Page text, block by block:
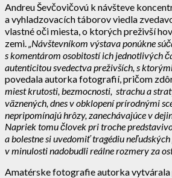
Andreu Ševčovičovú k návšteve
a vyhladzovacích táborov viedla
vlastné oči miesta, o ktorých preživší
zemi.
Návštevníkom výstava ponúkne
s komentárom osobitostí ich jednotlivých
autenticitou svedectva preživších, s
povedala autorka fotografií, pričom
miest krutosti, bezmocnosti, strachu a
väznených, dnes v obklopení prírodnými
nepripomínajú hrôzy, zanechávajúce v
Napriek tomu človek pri troche
a bolestne si uvedomiť tragédiu
v minulosti nadobudli reálne rozmery za
Amatérske fotografie autorka vytvárala